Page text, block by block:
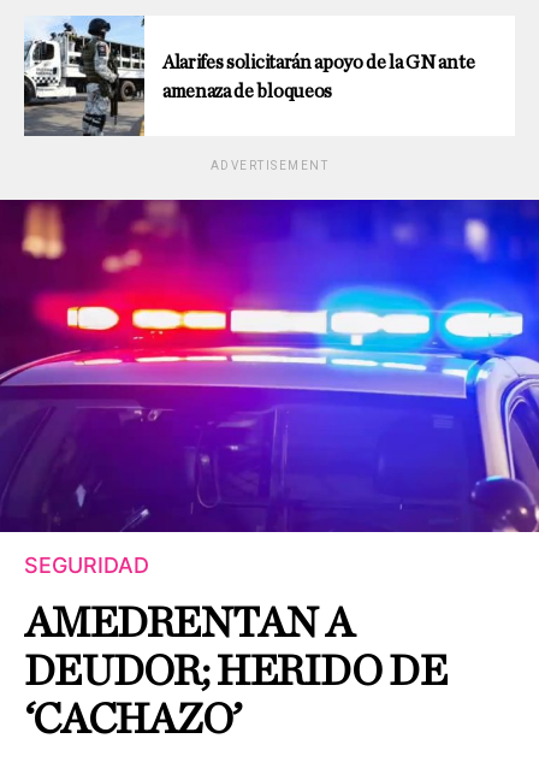
Alarifes solicitarán apoyo de la GN ante
amenaza de bloqueos
ADVERTISEMENT
SEGURIDAD
AMEDRENTAN A
DEUDOR; HERIDO DE
‘CACHAZO’